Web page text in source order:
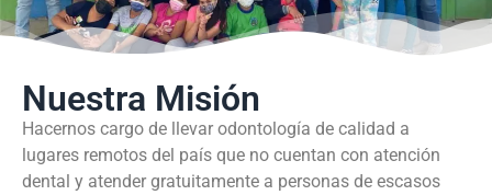
Nuestra Misión
Hacernos cargo de llevar odontología de calidad a
lugares remotos del país que no cuentan con atención
dental y atender gratuitamente a personas de escasos